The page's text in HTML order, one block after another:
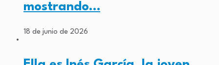
mostrando…
18 de junio de 2026